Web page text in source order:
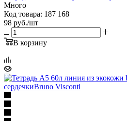
Много
Код товара: 187 168
98 руб./шт
В корзину